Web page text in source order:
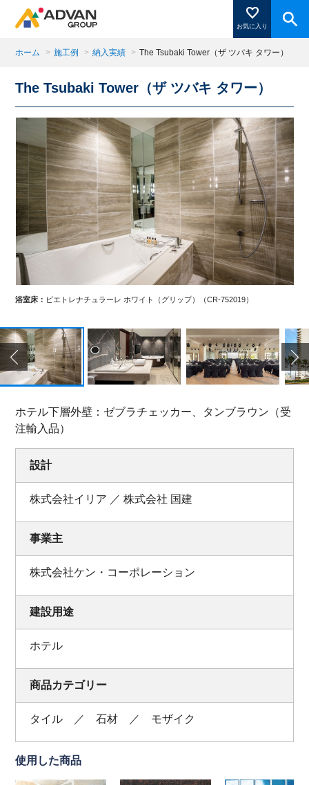
お気に入り
商品ページにある「お気に入り登録」を押すと登録した
商品がここに表示されます。
閉じる
ホーム > 施工例 > 納入実績 > The Tsubaki Tower（ザ ツバキ タワー）
The Tsubaki Tower（ザ ツバキ タワー）
浴室床：ピエトレナチュラーレ ホワイト（グリップ）（CR-752019）
ホテル下層外壁：ゼブラチェッカー、タンブラウン（受
注輸入品）
設計
株式会社イリア ／ 株式会社 国建
事業主
株式会社ケン・コーポレーション
建設用途
ホテル
商品カテゴリー
タイル ／ 石材 ／ モザイク
使用した商品